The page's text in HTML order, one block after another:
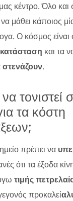
κέντρο. Όλο και
μάθει κάποιος
Ο κόσμος
και τα
στενάζουν.
να
τα κόστη
πρέπει να
ότι τα έξοδα
τιμής
προκαλεί